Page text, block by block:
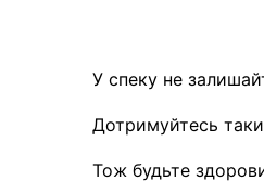
У спеку не
Дотримуйтесь
Тож будьте